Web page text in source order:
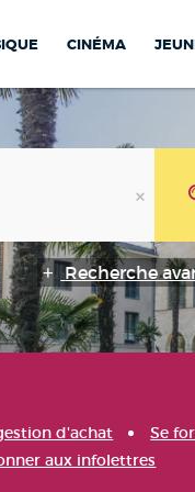
CINÉMA
Recherche
d'achat
Se
aux infolettres